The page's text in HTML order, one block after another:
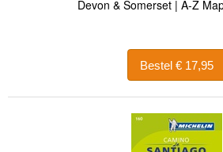
Devon & Somerset | A-Z
Bestel € 17,95